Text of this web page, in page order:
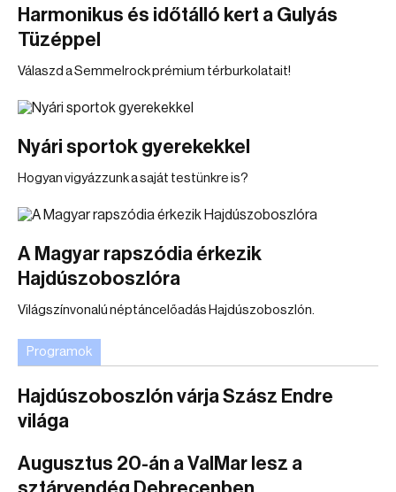
Harmonikus és időtálló kert a Gulyás
Tüzéppel
Válaszd a Semmelrock prémium térburkolatait!
Nyári sportok gyerekekkel
Hogyan vigyázzunk a saját testünkre is?
A Magyar rapszódia érkezik
Hajdúszoboszlóra
Világszínvonalú néptáncelőadás Hajdúszoboszlón.
Programok
Hajdúszoboszlón várja Szász Endre
világa
Augusztus 20-án a ValMar lesz a